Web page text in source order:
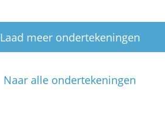
Laad meer ondertekeningen
Naar alle ondertekeningen